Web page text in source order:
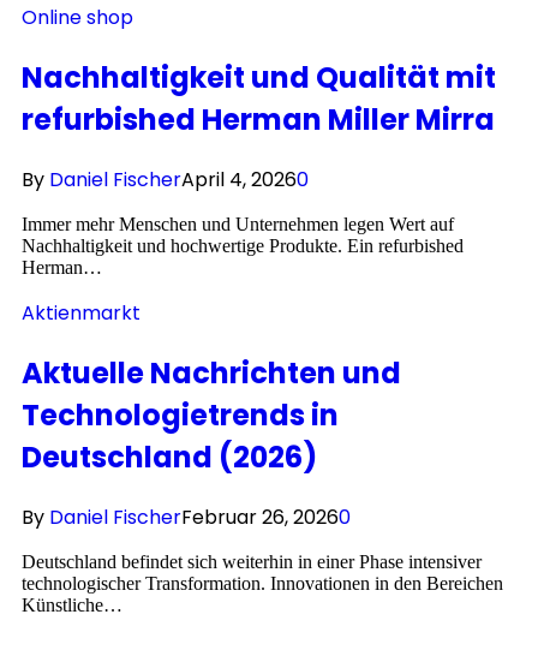
Online shop
Nachhaltigkeit und Qualität mit
refurbished Herman Miller Mirra
By Daniel FischerApril 4, 20260
Immer mehr Menschen und Unternehmen legen Wert auf
Nachhaltigkeit und hochwertige Produkte. Ein refurbished
Herman…
Aktienmarkt
Aktuelle Nachrichten und
Technologietrends in
Deutschland (2026)
By Daniel FischerFebruar 26, 20260
Deutschland befindet sich weiterhin in einer Phase intensiver
technologischer Transformation. Innovationen in den Bereichen
Künstliche…